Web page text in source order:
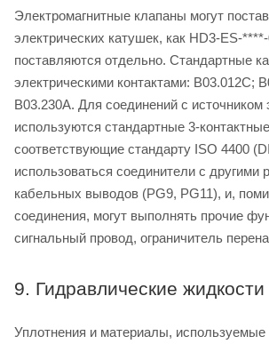
Электромагнитные клапаны могут
электрических катушек, как HD3-ES-
поставляются отдельно. Стандартные
электрическими контактами: B03.012C;
B03.230A. Для соединений с источником
используются стандартные 3-
соответствующие стандарту ISO 4400
использоваться соединители с другими
кабельных выводов (PG9, PG11), и,
соединения, могут выполнять прочие
сигнальный провод, ограничитель
9. Гидравлические жидкости
Уплотнения и материалы, используемые